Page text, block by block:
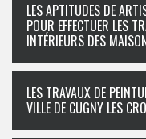
LES APTITUDES DE
POUR EFFECTUER LES
INTÉRIEURS DES
LES TRAVAUX DE
VILLE DE CUGNY LES